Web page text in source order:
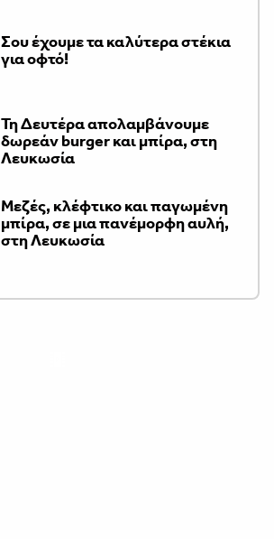
Σου έχουμε τα καλύτερα στέκια
για οφτό!
Τη Δευτέρα απολαμβάνουμε
δωρεάν burger και μπίρα, στη
Λευκωσία
Μεζές, κλέφτικο και παγωμένη
μπίρα, σε μια πανέμορφη αυλή,
στη Λευκωσία